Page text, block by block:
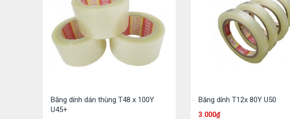
Băng dính dán thùng T48 x 100Y
U45+
Băng dính T12x 80Y U50
3.000₫